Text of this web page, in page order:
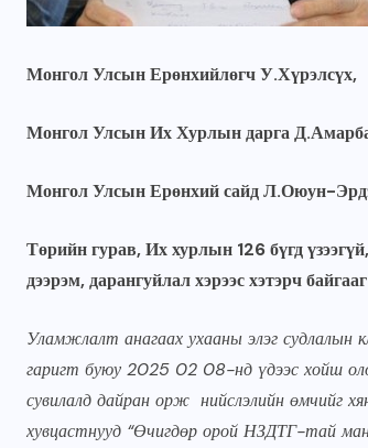
Монгол Улсын Ерөнхийлөгч У.Хүрэлсүх,
Монгол Улсын Их Хурлын дарга
Монгол Улсын Ерөнхий сайд Л.Оюун-
Төрийн гурав, Их хурлын 126 бүгд
дээрэм, дарангуйлал хэрээс хэтэрч
Уламжлалт анагаах ухааны элэг судлалын
гаригт буюу 2025 02 08-нд үдээс хойш
сувилалд дайран орж нийслэлийн өмчийг
хувцастнууд “Өчигдөр орой НЗДТГ-тай
Жуковын
6000 ам метр
зөвшөөрлийг